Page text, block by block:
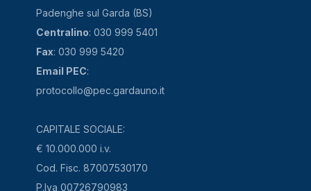
Padenghe sul Garda (BS)
Centralino: 030 999 5401
Fax: 030 999 5420
Email PEC:
protocollo@pec.gardauno.it
CAPITALE SOCIALE:
€ 10.000.000 i.v.
Cod. Fisc. 87007530170
P.Iva 00726790983